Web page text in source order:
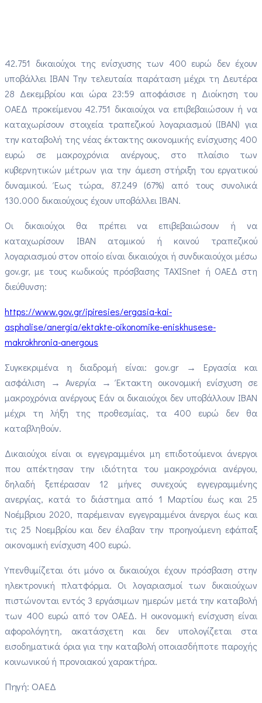
42.751 δικαιούχοι της ενίσχυσης των 400 ευρώ δεν έχουν
υποβάλλει ΙΒΑΝ Την τελευταία παράταση μέχρι τη Δευτέρα
28 Δεκεμβρίου και ώρα 23:59 αποφάσισε η Διοίκηση του
ΟΑΕΔ προκείμενου 42.751 δικαιούχοι να επιβεβαιώσουν ή να
καταχωρίσουν στοιχεία τραπεζικού λογαριασμού (IBAN) για
την καταβολή της νέας έκτακτης οικονομικής ενίσχυσης 400
ευρώ σε μακροχρόνια ανέργους, στο πλαίσιο των
κυβερνητικών μέτρων για την άμεση στήριξη του εργατικού
δυναμικού. Έως τώρα, 87.249 (67%) από τους συνολικά
130.000 δικαιούχους έχουν υποβάλλει ΙΒΑΝ.
Οι δικαιούχοι θα πρέπει να επιβεβαιώσουν ή να
καταχωρίσουν ΙΒΑΝ ατομικού ή κοινού τραπεζικού
λογαριασμού στον οποίο είναι δικαιούχοι ή συνδικαιούχοι μέσω
gov.gr, με τους κωδικούς πρόσβασης TAXISnet ή ΟΑΕΔ στη
διεύθυνση:
https://www.gov.gr/ipiresies/ergasia-kai-
asphalise/anergia/ektakte-oikonomike-eniskhusese-
makrokhronia-anergous
Συγκεκριμένα η διαδρομή είναι: gov.gr → Εργασία και
ασφάλιση → Ανεργία → Έκτακτη οικονομική ενίσχυση σε
μακροχρόνια ανέργους Εάν οι δικαιούχοι δεν υποβάλλουν ΙΒΑΝ
μέχρι τη λήξη της προθεσμίας, τα 400 ευρώ δεν θα
καταβληθούν.
Δικαιούχοι είναι οι εγγεγραμμένοι μη επιδοτούμενοι άνεργοι
που απέκτησαν την ιδιότητα του μακροχρόνια ανέργου,
δηλαδή ξεπέρασαν 12 μήνες συνεχούς εγγεγραμμένης
ανεργίας, κατά το διάστημα από 1 Μαρτίου έως και 25
Νοέμβριου 2020, παρέμειναν εγγεγραμμένοι άνεργοι έως και
τις 25 Νοεμβρίου και δεν έλαβαν την προηγούμενη εφάπαξ
οικονομική ενίσχυση 400 ευρώ.
Υπενθυμίζεται ότι μόνο οι δικαιούχοι έχουν πρόσβαση στην
ηλεκτρονική πλατφόρμα. Οι λογαριασμοί των δικαιούχων
πιστώνονται εντός 3 εργάσιμων ημερών μετά την καταβολή
των 400 ευρώ από τον ΟΑΕΔ. Η οικονομική ενίσχυση είναι
αφορολόγητη, ακατάσχετη και δεν υπολογίζεται στα
εισοδηματικά όρια για την καταβολή οποιασδήποτε παροχής
κοινωνικού ή προνοιακού χαρακτήρα.
Πηγή: ΟΑΕΔ